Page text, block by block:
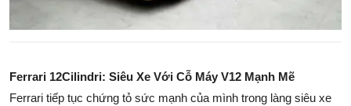
Ferrari 12Cilindri: Siêu Xe Với Cỗ Máy V12 Mạnh Mẽ
Ferrari tiếp tục chứng tỏ sức mạnh của mình trong làng siêu xe